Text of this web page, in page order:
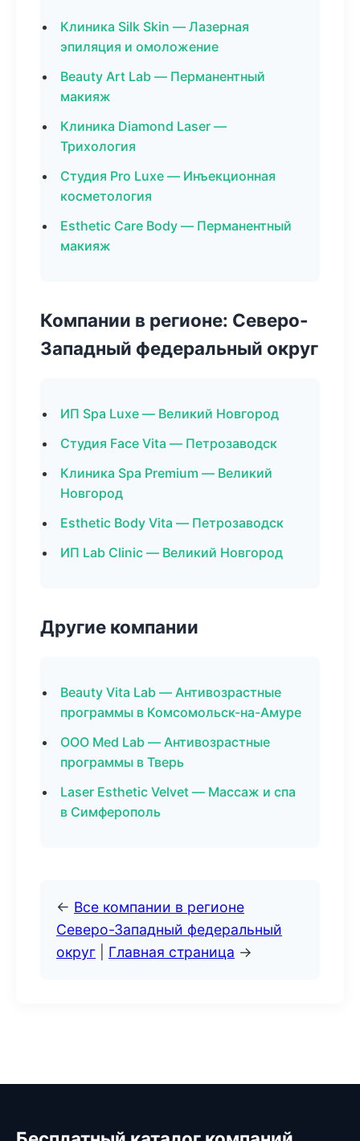
Клиника Silk Skin — Лазерная
эпиляция и омоложение
Beauty Art Lab — Перманентный
макияж
Клиника Diamond Laser —
Трихология
Студия Pro Luxe — Инъекционная
косметология
Esthetic Care Body — Перманентный
макияж
Компании в регионе: Северо-
Западный федеральный округ
ИП Spa Luxe — Великий Новгород
Студия Face Vita — Петрозаводск
Клиника Spa Premium — Великий
Новгород
Esthetic Body Vita — Петрозаводск
ИП Lab Clinic — Великий Новгород
Другие компании
Beauty Vita Lab — Антивозрастные
программы в Комсомольск-на-Амуре
ООО Med Lab — Антивозрастные
программы в Тверь
Laser Esthetic Velvet — Массаж и спа
в Симферополь
← Все компании в регионе
Северо-Западный федеральный
округ
Главная страница →